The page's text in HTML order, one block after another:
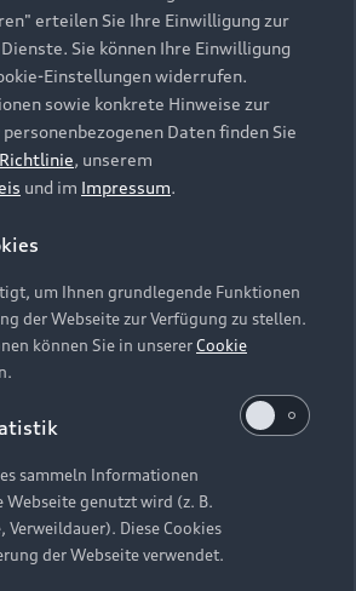
Hinweisgebersystem
Cookie-Einstellungen
Barrierefreiheit
Darstellung und Anordnung der
bei allen Abbildungen auf dieser
erteilen Sie Ihre Einwilligung zur
Sie können Ihre Einwilligung
Einstellungen widerrufen.
sowie konkrete Hinweise zur
Daten finden Sie
, unserem
und im Impressum.
um Ihnen grundlegende Funktionen
der Webseite zur Verfügung zu stellen.
können Sie in unsererCookie
sammeln Informationen
Webseite genutzt wird (z. B.
Verweildauer). Diese Cookies
der Webseite verwendet.